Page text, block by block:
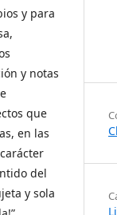
y para
y notas
que
en las
del
y sola